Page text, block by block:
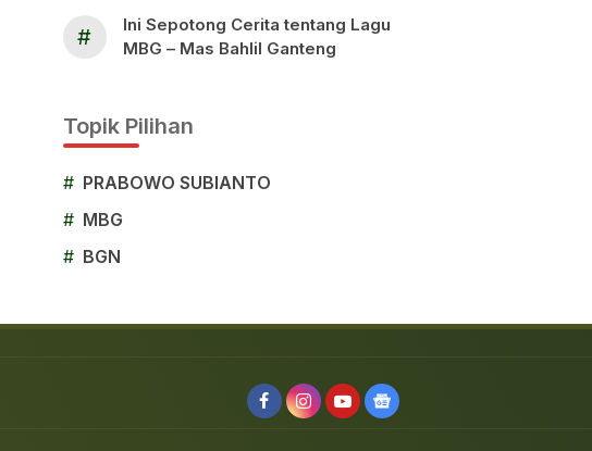
Sulawesi
#
Ini Sepotong Cerita tentang Lagu
MBG – Mas Bahlil Ganteng
Topik Pilihan
# PRABOWO SUBIANTO
# MBG
# BGN